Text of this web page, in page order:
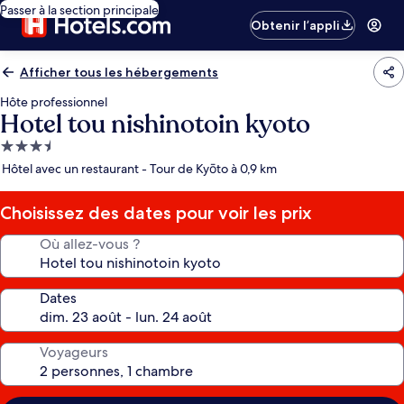
Passer à la section principale
Obtenir l’appli
Afficher tous les hébergements
Hôte professionnel
Hotel tou nishinotoin kyoto
Hébergement
3.5 étoiles
Hôtel avec un restaurant - Tour de Kyōto à 0,9 km
Choisissez des dates pour voir les prix
Où allez-vous ?
Dates
Voyageurs